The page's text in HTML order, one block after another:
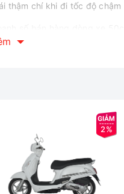
thậm chí khi đi tốc độ
tròn máy thật sự gây ấn
khá rộng và xa, đảm bảo
2%